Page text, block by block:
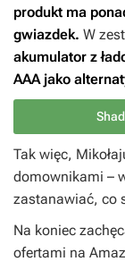
produkt ma
gwiazdek. W
akumulator z
AAA jako
Tak więc,
domownikami –
zastanawiać, co
Na koniec
ofertami na